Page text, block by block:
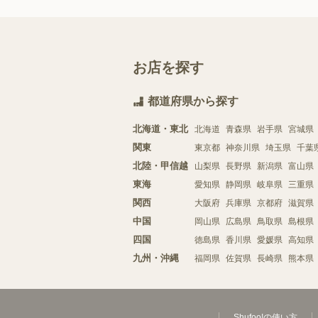
お店を探す
都道府県から探す
北海道・東北 北海道 青森県 岩手県 宮城県
関東 東京都 神奈川県 埼玉県 千葉
北陸・甲信越 山梨県 長野県 新潟県 富山県
東海 愛知県 静岡県 岐阜県 三重県
関西 大阪府 兵庫県 京都府 滋賀県
中国 岡山県 広島県 鳥取県 島根県
四国 徳島県 香川県 愛媛県 高知県
九州・沖縄 福岡県 佐賀県 長崎県 熊本県